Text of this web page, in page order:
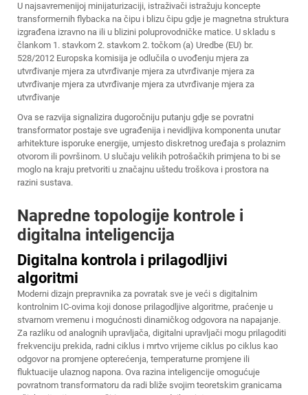
U najsavremenijoj minijaturizaciji, istraživači istražuju koncepte
transformernih flybacka na čipu i blizu čipu gdje je magnetna struktura
izgrađena izravno na ili u blizini poluprovodničke matice. U skladu s
člankom 1. stavkom 2. stavkom 2. točkom (a) Uredbe (EU) br.
528/2012 Europska komisija je odlučila o uvođenju mjera za
utvrđivanje mjera za utvrđivanje mjera za utvrđivanje mjera za
utvrđivanje mjera za utvrđivanje mjera za utvrđivanje mjera za
utvrđivanje
Ova se razvija signalizira dugoročniju putanju gdje se povratni
transformator postaje sve ugrađenija i nevidljiva komponenta unutar
arhitekture isporuke energije, umjesto diskretnog uređaja s prolaznim
otvorom ili površinom. U slučaju velikih potrošačkih primjena to bi se
moglo na kraju pretvoriti u značajnu uštedu troškova i prostora na
razini sustava.
Napredne topologije kontrole i
digitalna inteligencija
Digitalna kontrola i prilagodljivi
algoritmi
Moderni dizajn prepravnika za povratak sve je veći s digitalnim
kontrolnim IC-ovima koji donose prilagodljive algoritme, praćenje u
stvarnom vremenu i mogućnosti dinamičkog odgovora na napajanje.
Za razliku od analognih upravljača, digitalni upravljači mogu prilagoditi
frekvenciju prekida, radni ciklus i mrtvo vrijeme ciklus po ciklus kao
odgovor na promjene opterećenja, temperaturne promjene ili
fluktuacije ulaznog napona. Ova razina inteligencije omogućuje
povratnom transformatoru da radi bliže svojim teoretskim granicama